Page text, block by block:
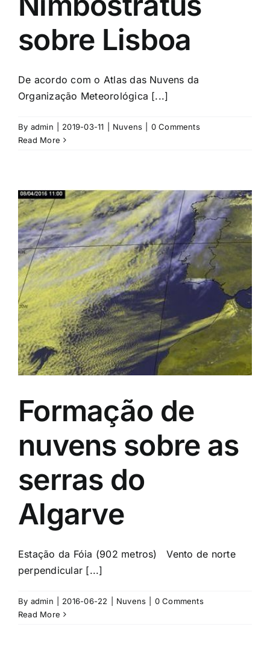
sobre Lisboa
De acordo com o Atlas das Nuvens da
Organização Meteorológica [...]
By admin 2019-03-11 Nuvens
0 Comments
Read More
Formação de
nuvens sobre as
serras do
Algarve
Estação da Fóia (902 metros) Vento de norte
perpendicular [...]
By admin 2016-06-22 Nuvens
0 Comments
Read More